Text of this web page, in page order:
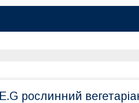
рослинний